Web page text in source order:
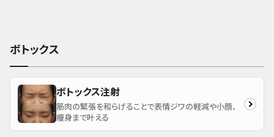
ボトックス
ボトックス注射
筋肉の緊張を和らげることで表情ジワの軽減や小顔、
痩身まで叶える